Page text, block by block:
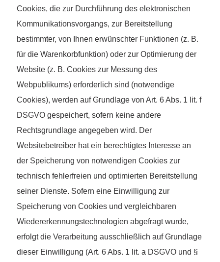
Cookies, die zur Durchführung des elektronischen
Kommunikationsvorgangs, zur Bereitstellung
bestimmter, von Ihnen erwünschter Funktionen (z. B.
für die Warenkorbfunktion) oder zur Optimierung der
Website (z. B. Cookies zur Messung des
Webpublikums) erforderlich sind (notwendige
Cookies), werden auf Grundlage von Art. 6 Abs. 1 lit. f
DSGVO gespeichert, sofern keine andere
Rechtsgrundlage angegeben wird. Der
Websitebetreiber hat ein berechtigtes Interesse an
der Speicherung von notwendigen Cookies zur
technisch fehlerfreien und optimierten Bereitstellung
seiner Dienste. Sofern eine Einwilligung zur
Speicherung von Cookies und vergleichbaren
Wiedererkennungstechnologien abgefragt wurde,
erfolgt die Verarbeitung ausschließlich auf Grundlage
dieser Einwilligung (Art. 6 Abs. 1 lit. a DSGVO und §